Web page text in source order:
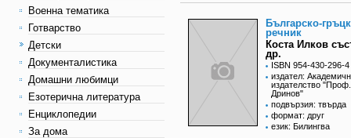
Военна тематика
Готварство
Детски
Документалистика
Домашни любимци
Езотерична литература
Енциклопедии
За дома
Българско-
речник
Коста Илков
др.
ISBN 954-430-296-4
издател:
издателство
Дринов"
подвързия: твърда
формат: друг
език: Билингва